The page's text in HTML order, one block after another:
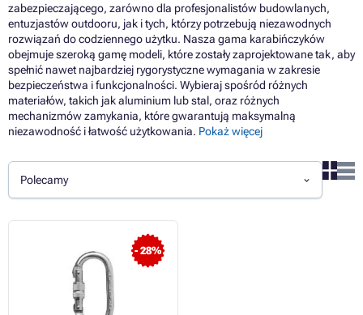
zabezpieczającego, zarówno dla profesjonalistów budowlanych,
entuzjastów outdooru, jak i tych, którzy potrzebują niezawodnych
rozwiązań do codziennego użytku. Nasza gama karabińczyków
obejmuje szeroką gamę modeli, które zostały zaprojektowane tak, aby
spełnić nawet najbardziej rygorystyczne wymagania w zakresie
bezpieczeństwa i funkcjonalności. Wybieraj spośród różnych
materiałów, takich jak aluminium lub stal, oraz różnych
mechanizmów zamykania, które gwarantują maksymalną
niezawodność i łatwość użytkowania. Pokaż więcej
Polecamy
- 28%